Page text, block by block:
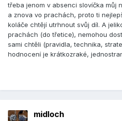
třeba jenom v absenci slovíčka můj
a znova vo prachách, proto ti
koláče chtějí utrhnout svůj díl. A
prachách (do třetice), nemohou
sami chtěli (pravidla, technika,
hodnocení je krátkozraké,
midloch